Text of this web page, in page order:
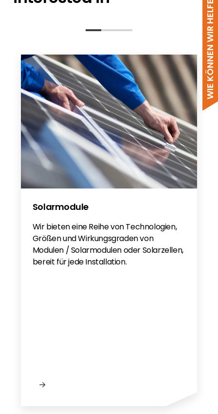
WIE KÖNNEN WIR HELFEN?
Power Inverter - DE
Einheitenzertifikat Powerstorage DC 8
& 10 kW - DE
NA-Schutz Powerstorage DC 8 & 10 kW
- DE
Certificate of Compliance
Powerstorage DC 8 & 10 kW - EN
TIGO RCT Combination - EN
RCT Power Portal - DE
RCT Powerstorage DC 8 & 10 kW - DE
Solarmodule
Wir bieten eine Reihe von Technologien,
Größen und Wirkungsgraden von
Modulen / Solarmodulen oder Solarzellen,
bereit für jede Installation.